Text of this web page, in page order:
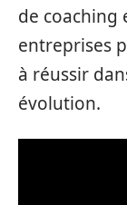
de coaching
entreprises
à réussir
évolution.